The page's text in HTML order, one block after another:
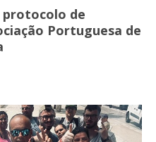
protocolo de
Portuguesa de